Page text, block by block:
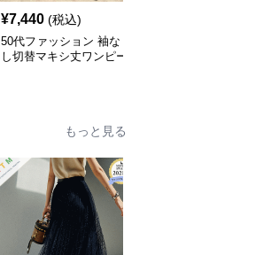
¥7,440 (税込)
50代ファッション 袖な
し切替マキシ丈ワンピー
もっと見る